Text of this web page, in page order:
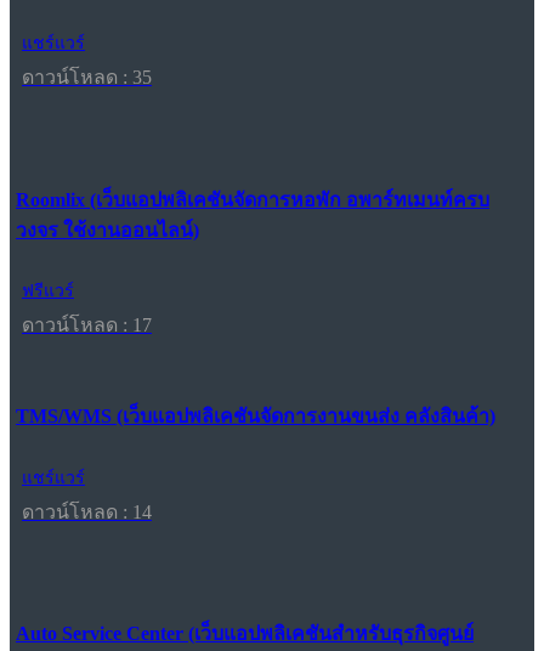
แชร์แวร์
ดาวน์โหลด : 35
Roomlix (เว็บแอปพลิเคชันจัดการหอพัก อพาร์ทเมนท์ครบ
วงจร ใช้งานออนไลน์)
ฟรีแวร์
ดาวน์โหลด : 17
TMS/WMS (เว็บแอปพลิเคชันจัดการงานขนส่ง คลังสินค้า)
แชร์แวร์
ดาวน์โหลด : 14
Auto Service Center (เว็บแอปพลิเคชันสำหรับธุรกิจศูนย์